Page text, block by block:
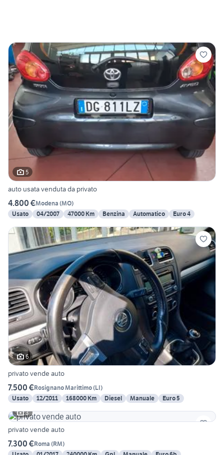
5
auto usata venduta da privato
4.800 €Modena (MO)
Usato
04/2007 47000 Km Benzina Automatico Euro 4
6
privato vende auto
7.500 €Rosignano Marittimo(LI)
Usato
12/2011 168000 Km Diesel Manuale
Euro 5
3
privato vende auto
7.300 €Roma (RM)